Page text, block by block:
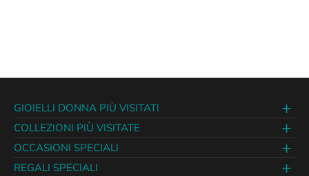
GIOIELLI DONNA PIÙ VISITATI
COLLEZIONI PIÙ VISITATE
OCCASIONI SPECIALI
REGALI SPECIALI